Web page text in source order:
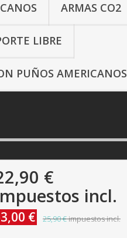
ARMAS CO2
LIBRE
PUÑOS AMERICANOS
€
incl.
€ 25,90 €impuestos incl.